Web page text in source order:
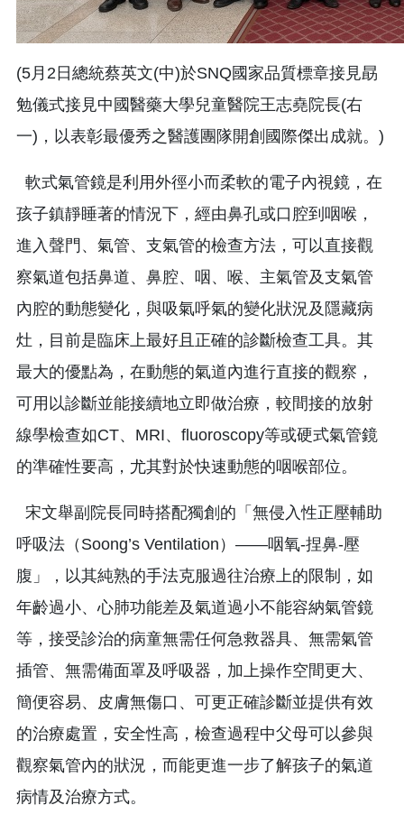
(5月2日總統蔡英文(中)於SNQ國家品質標章接見勗
勉儀式接見中國醫藥大學兒童醫院王志堯院長(右
一)，以表彰最優秀之醫護團隊開創國際傑出成就。)
軟式氣管鏡是利用外徑小而柔軟的電子內視鏡，在
孩子鎮靜睡著的情況下，經由鼻孔或口腔到咽喉，
進入聲門、氣管、支氣管的檢查方法，可以直接觀
察氣道包括鼻道、鼻腔、咽、喉、主氣管及支氣管
內腔的動態變化，與吸氣呼氣的變化狀況及隱藏病
灶，目前是臨床上最好且正確的診斷檢查工具。其
最大的優點為，在動態的氣道內進行直接的觀察，
可用以診斷並能接續地立即做治療，較間接的放射
線學檢查如CT、MRI、fluoroscopy等或硬式氣管鏡
的準確性要高，尤其對於快速動態的咽喉部位。
宋文舉副院長同時搭配獨創的「無侵入性正壓輔助
呼吸法（Soong’s Ventilation）――咽氧-捏鼻-壓
腹」，以其純熟的手法克服過往治療上的限制，如
年齡過小、心肺功能差及氣道過小不能容納氣管鏡
等，接受診治的病童無需任何急救器具、無需氣管
插管、無需備面罩及呼吸器，加上操作空間更大、
簡便容易、皮膚無傷口、可更正確診斷並提供有效
的治療處置，安全性高，檢查過程中父母可以參與
觀察氣管內的狀況，而能更進一步了解孩子的氣道
病情及治療方式。